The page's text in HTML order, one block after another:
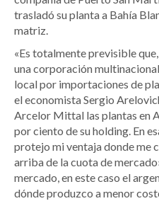
trasladó su planta a Bahía
matriz.
«Es totalmente previsible
una corporación
local por importaciones de
el economista Sergio
Arcelor Mittal las plantas en
por ciento de su holding. En
protejo mi ventaja donde me
arriba de la cuota de
mercado, en este caso el
dónde produzco a menor